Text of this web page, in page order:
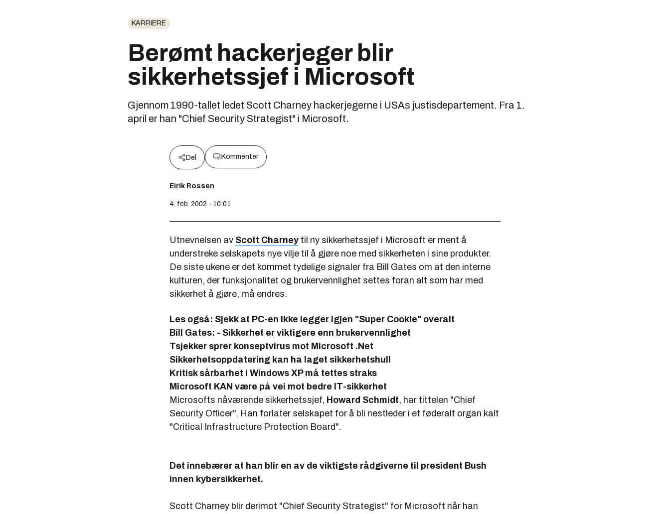
KARRIERE
Berømt hackerjeger blir
sikkerhetssjef i Microsoft
Gjennom 1990-tallet ledet Scott Charney hackerjegerne i USAs justisdepartement. Fra 1.
april er han "Chief Security Strategist" i Microsoft.
Del Kommenter
Eirik Rossen
4. feb. 2002 - 10:01
Utnevnelsen av Scott Charney til ny sikkerhetssjef i Microsoft er ment å
understreke selskapets nye vilje til å gjøre noe med sikkerheten i sine produkter.
De siste ukene er det kommet tydelige signaler fra Bill Gates om at den interne
kulturen, der funksjonalitet og brukervennlighet settes foran alt som har med
sikkerhet å gjøre, må endres.
Les også: Sjekk at PC-en ikke legger igjen "Super Cookie" overalt
Bill Gates: - Sikkerhet er viktigere enn brukervennlighet
Tsjekker sprer konseptvirus mot Microsoft .Net
Sikkerhetsoppdatering kan ha laget sikkerhetshull
Kritisk sårbarhet i Windows XP må tettes straks
Microsoft KAN være på vei mot bedre IT-sikkerhet
Microsofts nåværende sikkerhetssjef, Howard Schmidt, har tittelen "Chief
Security Officer". Han forlater selskapet for å bli nestleder i et føderalt organ kalt
"Critical Infrastructure Protection Board".
Det innebærer at han blir en av de viktigste rådgiverne til president Bush
innen kybersikkerhet.
Scott Charney blir derimot "Chief Security Strategist" for Microsoft når han